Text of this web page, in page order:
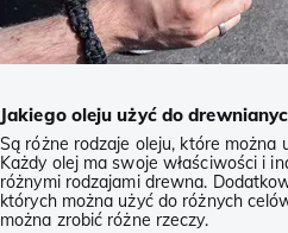
Jakiego oleju użyć do
Są różne rodzaje oleju, które można
Każdy olej ma swoje właściwości i
różnymi rodzajami drewna.
których można użyć do różnych
można zrobić różne rzeczy.